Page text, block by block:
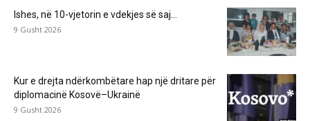
Ishes, në 10-vjetorin e vdekjes së saj…
9 Gusht 2026
Kur e drejta ndërkombëtare hap një dritare për
diplomacinë Kosovë–Ukrainë
9 Gusht 2026